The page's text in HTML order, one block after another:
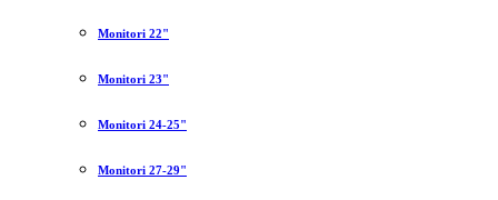
Monitori 22"
Monitori 23"
Monitori 24-25"
Monitori 27-29"